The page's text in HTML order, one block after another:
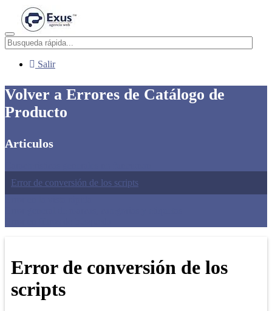
Menú
Salir
Volver a Errores de Catálogo de
Producto
Articulos
Error de conversión de los scripts
Error de conversión de los
scripts